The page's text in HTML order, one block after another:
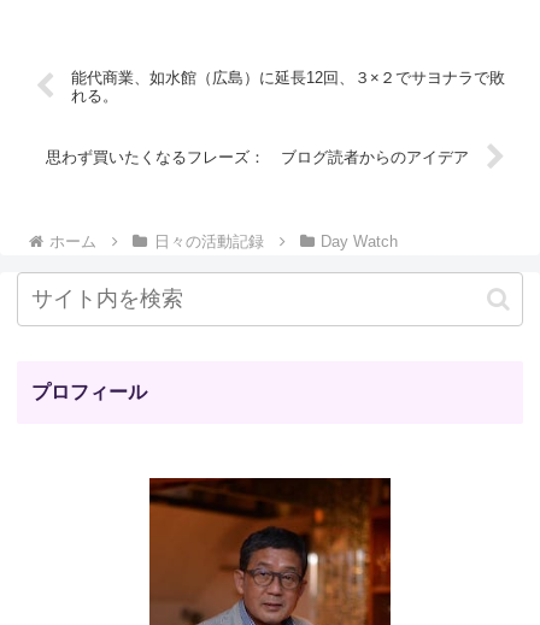
能代商業、如水館（広島）に延長12回、３×２でサヨナラで敗
れる。
思わず買いたくなるフレーズ： ブログ読者からのアイデア
ホーム 日々の活動記録 Day Watch
プロフィール